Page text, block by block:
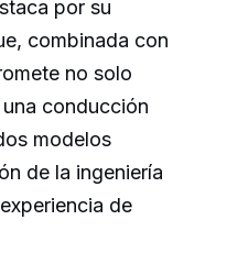
por su
combinada con
no solo
conducción
modelos
de la ingeniería
de